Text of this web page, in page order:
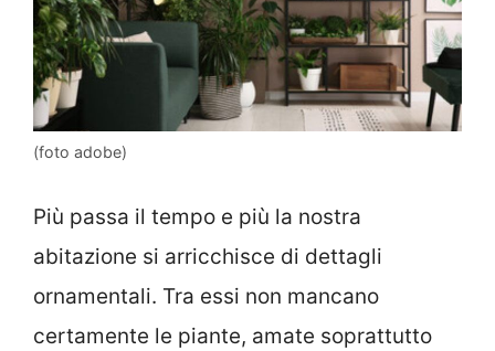
(foto adobe)
Più passa il tempo e più la nostra
abitazione si arricchisce di dettagli
ornamentali. Tra essi non mancano
certamente le piante, amate soprattutto